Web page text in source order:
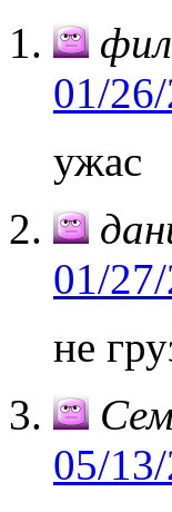
01/
ужас
01/
не
05/